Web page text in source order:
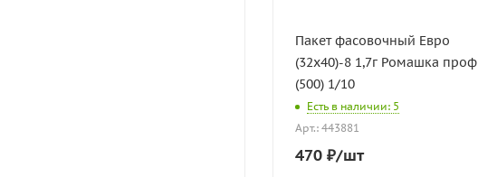
Пакет фасовочный Евро
(32х40)-8 1,7г Ромашка проф
(500) 1/10
Есть в наличии: 5
Арт.: 443881
470 ₽/шт